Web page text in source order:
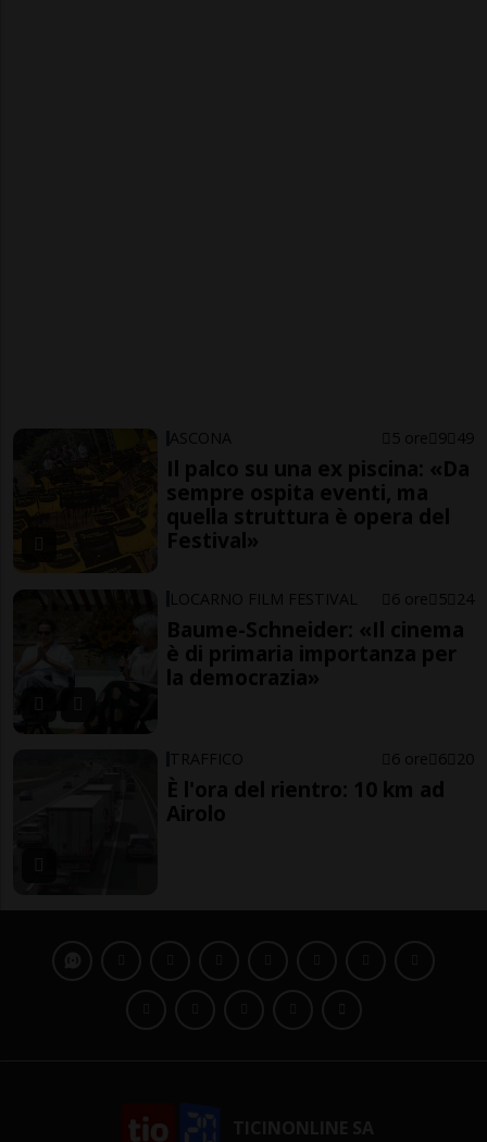
ASCONA 5 ore 9 49
Il palco su una ex piscina: «Da
sempre ospita eventi, ma
quella struttura è opera del
Festival»
LOCARNO FILM FESTIVAL 6 ore 5 24
Baume-Schneider: «Il cinema
è di primaria importanza per
la democrazia»
TRAFFICO 6 ore 6 20
È l'ora del rientro: 10 km ad
Airolo